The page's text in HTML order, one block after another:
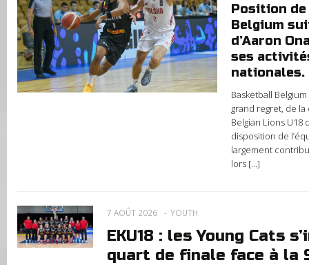
Position
Belgium
d’Aaron
ses
nationales.
Basketball
grand regret, de
Belgian Lions U18
disposition de
largement
lors [...]
7 AOÛT 2026 YOUTH
EKU18 : les Young Cats
quart de finale face à la